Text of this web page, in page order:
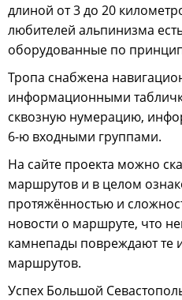
длиной от 3 до 20
любителей альпинизма
оборудованные по
Тропа снабжена
информационными
сквозную нумерацию,
6-ю входными группами.
На сайте проекта можно
маршрутов и в целом
протяжённостью и
новости о маршруте, что
камнепады повреждают те
маршрутов.
Успех Большой